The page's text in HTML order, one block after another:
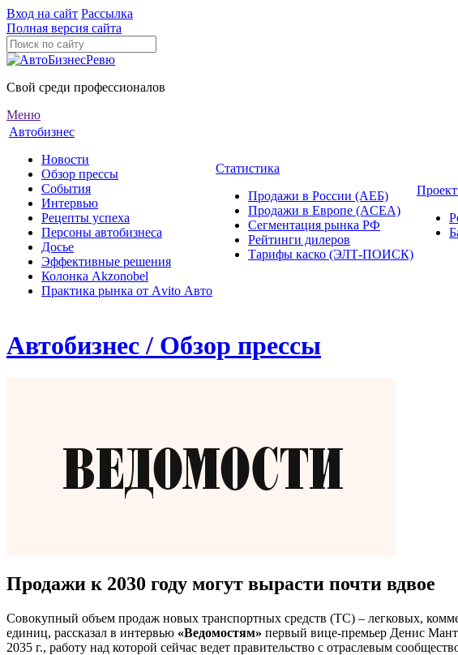
Вход на сайт Рассылка
Полная версия сайта
Свой среди профессионалов
Меню
Автобизнес
Новости
Обзор прессы
События
Интервью
Рецепты успеха
Персоны автобизнеса
Досье
Эффективные решения
Колонка Akzonobel
Практика рынка от Аvito Авто
Статистика
Продажи в России (АЕБ)
Продажи в Европе (ACEA)
Сегментация рынка РФ
Рейтинги дилеров
Тарифы каско (ЭЛТ-ПОИСК)
Автобизнес / Обзор прессы
Продажи к 2030 году могут вырасти почти вдвое
Совокупный объем продаж новых транспортных средств (ТС) – легковых,
единиц, рассказал в интервью «Ведомостям» первый вице-премьер Денис
2035 г., работу над которой сейчас ведет правительство с отраслевым